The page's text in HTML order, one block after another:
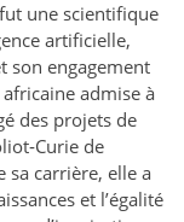
une scientifique
artificielle,
son engagement
admise à
des projets de
de
sa carrière, elle a
et l’égalité